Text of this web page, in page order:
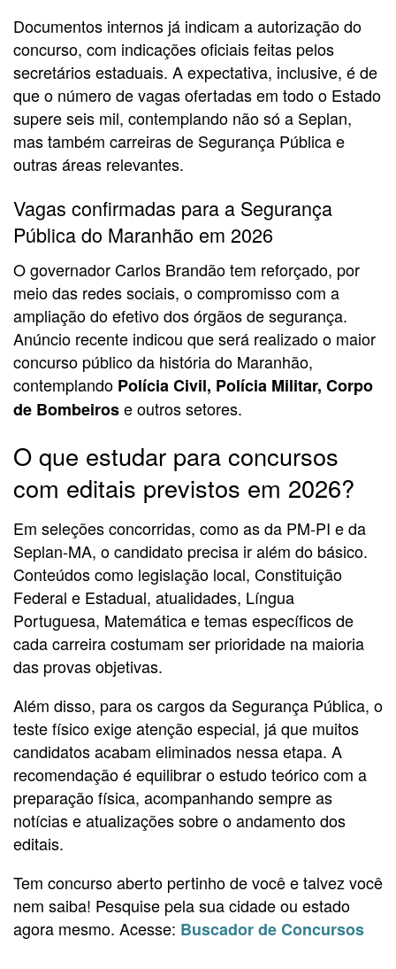
Documentos internos já indicam a autorização do
concurso, com indicações oficiais feitas pelos
secretários estaduais. A expectativa, inclusive, é de
que o número de vagas ofertadas em todo o Estado
supere seis mil, contemplando não só a Seplan,
mas também carreiras de Segurança Pública e
outras áreas relevantes.
Vagas confirmadas para a Segurança
Pública do Maranhão em 2026
O governador Carlos Brandão tem reforçado, por
meio das redes sociais, o compromisso com a
ampliação do efetivo dos órgãos de segurança.
Anúncio recente indicou que será realizado o maior
concurso público da história do Maranhão,
contemplando Polícia Civil, Polícia Militar, Corpo
de Bombeirose outros setores.
O que estudar para concursos
com editais previstos em 2026?
Em seleções concorridas, como as da PM-PI e da
Seplan-MA, o candidato precisa ir além do básico.
Conteúdos como legislação local, Constituição
Federal e Estadual, atualidades, Língua
Portuguesa, Matemática e temas específicos de
cada carreira costumam ser prioridade na maioria
das provas objetivas.
Além disso, para os cargos da Segurança Pública, o
teste físico exige atenção especial, já que muitos
candidatos acabam eliminados nessa etapa. A
recomendação é equilibrar o estudo teórico com a
preparação física, acompanhando sempre as
notícias e atualizações sobre o andamento dos
editais.
Tem concurso aberto pertinho de você e talvez você
nem saiba! Pesquise pela sua cidade ou estado
agora mesmo. Acesse: Buscador de Concursos